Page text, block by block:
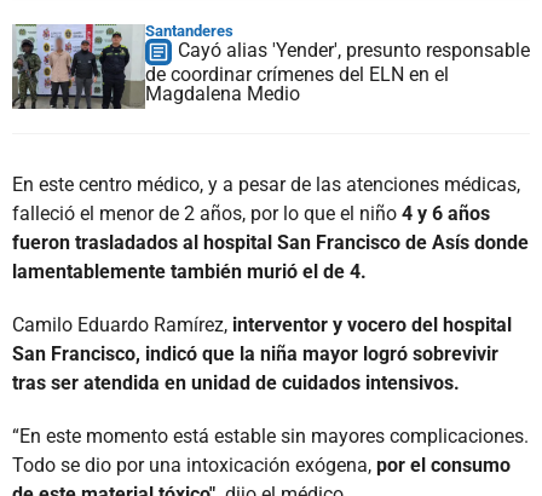
Santanderes
Cayó alias 'Yender', presunto responsable
de coordinar crímenes del ELN en el
Magdalena Medio
En este centro médico, y a pesar de las atenciones médicas,
falleció el menor de 2 años, por lo que el niño 4 y 6 años
fueron trasladados al hospital San Francisco de Asís donde
lamentablemente también murió el de 4.
Camilo Eduardo Ramírez, interventor y vocero del hospital
San Francisco, indicó que la niña mayor logró sobrevivir
tras ser atendida en unidad de cuidados intensivos.
“En este momento está estable sin mayores complicaciones.
Todo se dio por una intoxicación exógena, por el consumo